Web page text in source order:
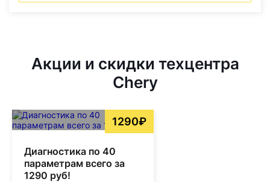
Акции и скидки техцентра
Chery
1290₽
Диагностика по 40
параметрам всего за
1290 руб!